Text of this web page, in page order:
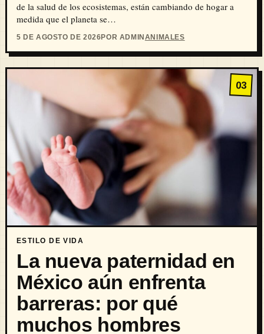
de la salud de los ecosistemas, están cambiando de hogar a
medida que el planeta se…
5 DE AGOSTO DE 2026POR ADMIN ANIMALES
03
ESTILO DE VIDA
La nueva paternidad en
México aún enfrenta
barreras: por qué
muchos hombres